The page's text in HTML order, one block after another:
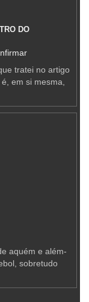
DO
tratei no artigo
em si mesma,
aquém e além-
sobretudo